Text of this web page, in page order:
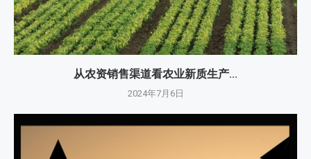
从农资销售渠道看农业新质生产...
2024年7月6日